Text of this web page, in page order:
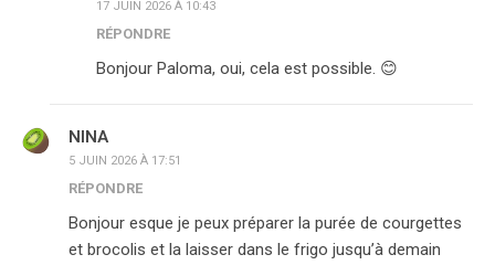
17 JUIN 2026 À 10:43
RÉPONDRE
Bonjour Paloma, oui, cela est possible. 😊
NINA
5 JUIN 2026 À 17:51
RÉPONDRE
Bonjour esque je peux préparer la purée de courgettes
et brocolis et la laisser dans le frigo jusqu’à demain